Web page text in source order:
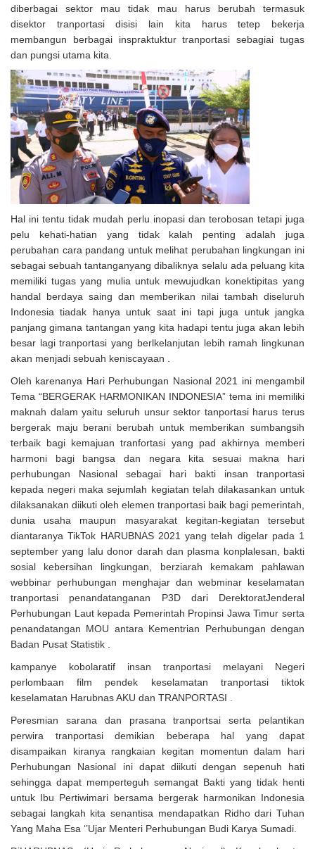
diberbagai sektor mau tidak mau harus berubah termasuk
disektor tranportasi disisi lain kita harus tetep bekerja
membangun berbagai inspraktuktur tranportasi sebagiai tugas
dan pungsi utama kita.
Hal ini tentu tidak mudah perlu inopasi dan terobosan tetapi juga
pelu kehati-hatian yang tidak kalah penting adalah juga
perubahan cara pandang untuk melihat perubahan lingkungan ini
sebagai sebuah tantanganyang dibaliknya selalu ada peluang kita
memiliki tugas yang mulia untuk mewujudkan konektipitas yang
handal berdaya saing dan memberikan nilai tambah diseluruh
Indonesia tiadak hanya untuk saat ini tapi juga untuk jangka
panjang gimana tantangan yang kita hadapi tentu juga akan lebih
besar lagi tranportasi yang berlkelanjutan lebih ramah lingkunan
akan menjadi sebuah keniscayaan .
Oleh karenanya Hari Perhubungan Nasional 2021 ini mengambil
Tema “BERGERAK HARMONIKAN INDONESIA” tema ini memiliki
maknah dalam yaitu seluruh unsur sektor tanportasi harus terus
bergerak maju berani berubah untuk memberikan sumbangsih
terbaik bagi kemajuan tranfortasi yang pad akhirnya memberi
harmoni bagi bangsa dan negara kita sesuai makna hari
perhubungan Nasional sebagai hari bakti insan tranportasi
kepada negeri maka sejumlah kegiatan telah dilakasankan untuk
dilaksanakan diikuti oleh elemen tranportasi baik bagi pemerintah,
dunia usaha maupun masyarakat kegitan-kegiatan tersebut
diantaranya TikTok HARUBNAS 2021 yang telah digelar pada 1
september yang lalu donor darah dan plasma konplalesan, bakti
sosial kebersihan lingkungan, berziarah kemakam pahlawan
webbinar perhubungan menghajar dan webminar keselamatan
tranportasi penandatanganan P3D dari DerektoratJenderal
Perhubungan Laut kepada Pemerintah Propinsi Jawa Timur serta
penandatangan MOU antara Kementrian Perhubungan dengan
Badan Pusat Statistik .
kampanye kobolaratif insan tranportasi melayani Negeri
perlombaan film pendek keselamatan tranportasi tiktok
keselamatan Harubnas AKU dan TRANPORTASI .
Peresmian sarana dan prasana tranportsai serta pelantikan
perwira tranportasi demikian beberapa hal yang dapat
disampaikan kiranya rangkaian kegitan momentun dalam hari
Perhubungan Nasional ini dapat diikuti dengan sepenuh hati
sehingga dapat memperteguh semangat Bakti yang tidak henti
untuk Ibu Pertiwimari bersama bergerak harmonikan Indonesia
sebagai langkah kita senantisa mendapatkan Ridho dari Tuhan
Yang Maha Esa ‘’Ujar Menteri Perhubungan Budi Karya Sumadi.